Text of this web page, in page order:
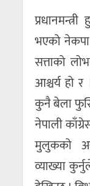
भएको
सत्ताको
आश्चर्य हो
कुनै बेला
नेपाली
मुलुकको
व्याख्या